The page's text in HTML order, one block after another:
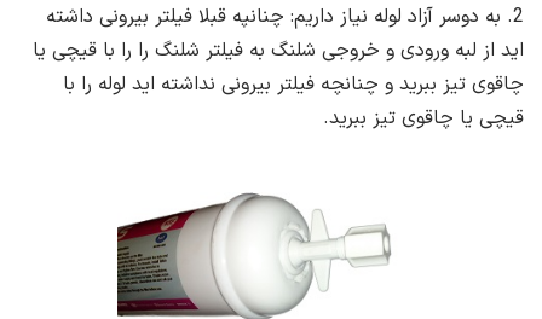
2. به دوسر آزاد لوله نیاز داریم: چنانپه قبلا فیلتر بیرونی داشته
اید از لبه ورودی و خروجی شلنگ به فیلتر شلنگ را را با قیچی یا
چاقوی تیز ببرید و چنانچه فیلتر بیرونی نداشته اید لوله را با
قیچی یا چاقوی تیز ببرید.